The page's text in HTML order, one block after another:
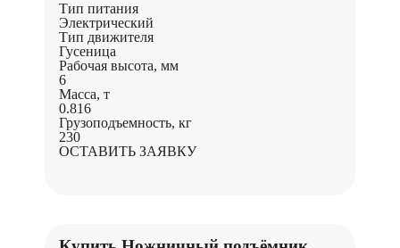
Тип питания
Электрический
Тип движителя
Гусеница
Рабочая высота, мм
6
Масса, т
0.816
Грузоподъемность, кг
230
ОСТАВИТЬ ЗАЯВКУ